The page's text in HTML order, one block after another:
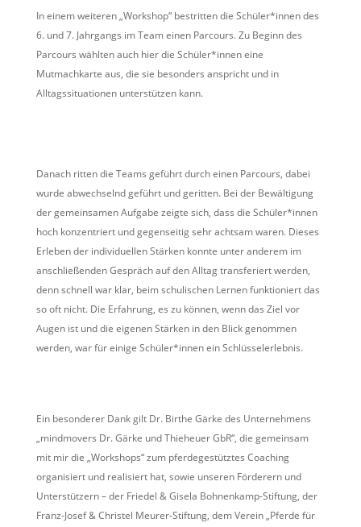
In einem weiteren „Workshop“ bestritten die Schüler*innen des
6. und 7. Jahrgangs im Team einen Parcours. Zu Beginn des
Parcours wählten auch hier die Schüler*innen eine
Mutmachkarte aus, die sie besonders anspricht und in
Alltagssituationen unterstützen kann.
Danach ritten die Teams geführt durch einen Parcours, dabei
wurde abwechselnd geführt und geritten. Bei der Bewältigung
der gemeinsamen Aufgabe zeigte sich, dass die Schüler*innen
hoch konzentriert und gegenseitig sehr achtsam waren. Dieses
Erleben der individuellen Stärken konnte unter anderem im
anschließenden Gespräch auf den Alltag transferiert werden,
denn schnell war klar, beim schulischen Lernen funktioniert das
so oft nicht. Die Erfahrung, es zu können, wenn das Ziel vor
Augen ist und die eigenen Stärken in den Blick genommen
werden, war für einige Schüler*innen ein Schlüsselerlebnis.
Ein besonderer Dank gilt Dr. Birthe Gärke des Unternehmens
„mindmovers Dr. Gärke und Thieheuer GbR“, die gemeinsam
mit mir die „Workshops“ zum pferdegestütztes Coaching
organisiert und realisiert hat, sowie unseren Förderern und
Unterstützern – der Friedel & Gisela Bohnenkamp-Stiftung, der
Franz-Josef & Christel Meurer-Stiftung, dem Verein „Pferde für